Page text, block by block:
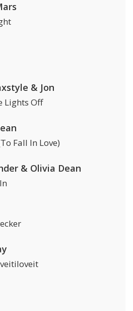
& Jon
Lights Off
Fall In Love)
& Olivia Dean